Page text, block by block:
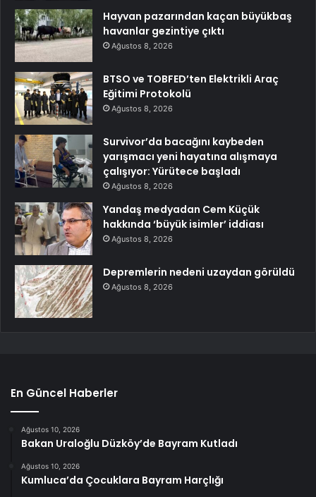
Hayvan pazarından kaçan büyükbaş
havanlar gezintiye çıktı
Ağustos 8, 2026
BTSO ve TOBFED’ten Elektrikli Araç
Eğitimi Protokolü
Ağustos 8, 2026
Survivor’da bacağını kaybeden
yarışmacı yeni hayatına alışmaya
çalışıyor: Yürütece başladı
Ağustos 8, 2026
Yandaş medyadan Cem Küçük
hakkında ‘büyük isimler’ iddiası
Ağustos 8, 2026
Depremlerin nedeni uzaydan görüldü
Ağustos 8, 2026
En Güncel Haberler
Ağustos 10, 2026
Bakan Uraloğlu Düzköy’de Bayram Kutladı
Ağustos 10, 2026
Kumluca’da Çocuklara Bayram Harçlığı